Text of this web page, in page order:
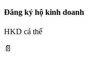
Đăng ký hộ kinh doanh
HKD cá thể
📄